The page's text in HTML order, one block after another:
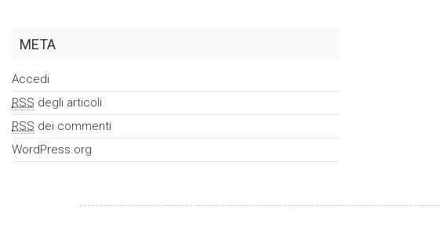
META
Accedi
RSS degli articoli
RSS dei commenti
WordPress.org